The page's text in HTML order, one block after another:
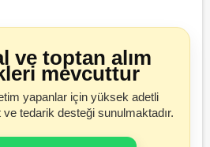
ve toptan alım
mevcuttur
yapanlar için yüksek adetli
tedarik desteği sunulmaktadır.